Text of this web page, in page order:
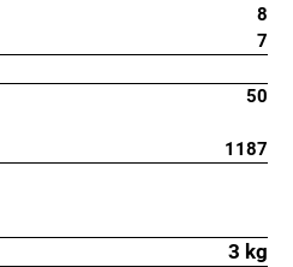
8
7
50
1187
3 kg